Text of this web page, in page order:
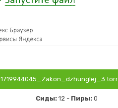
Сиды: 12 - Пиры:0